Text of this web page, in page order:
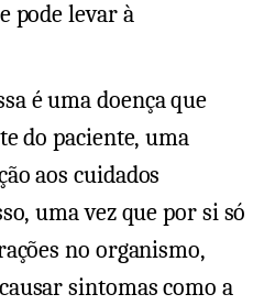
pode levar à
é uma doença que
do paciente, uma
aos cuidados
uma vez que por si só
no organismo,
sintomas como a